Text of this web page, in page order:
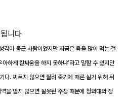
니다
격이 둥근 사람이었지만 지금은 욕을 많이 먹는 걸
하게 칼싸움을 하지 못하냐’라고 말할 수 있지만
다. 찌르지 않으면 찔려 죽기에 때론 살기 위해 뒤
을 맡지 않으면 잘못된 주장 때문에 청와대와 정